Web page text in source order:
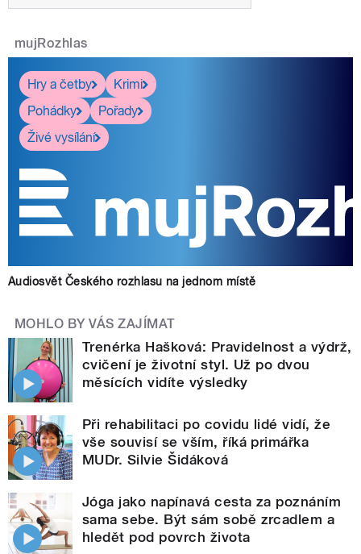
mujRozhlas
Hry a četby
Krimi
Pohádky
Pořady
Živé vysílání
Audiosvět Českého rozhlasu na jednom místě
MOHLO BY VÁS ZAJÍMAT
Trenérka Hašková: Pravidelnost a výdrž,
cvičení je životní styl. Už po dvou
měsících vidíte výsledky
Při rehabilitaci po covidu lidé vidí, že
vše souvisí se vším, říká primářka
MUDr. Silvie Šidáková
Jóga jako napínavá cesta za poznáním
sama sebe. Být sám sobě zrcadlem a
hledět pod povrch života